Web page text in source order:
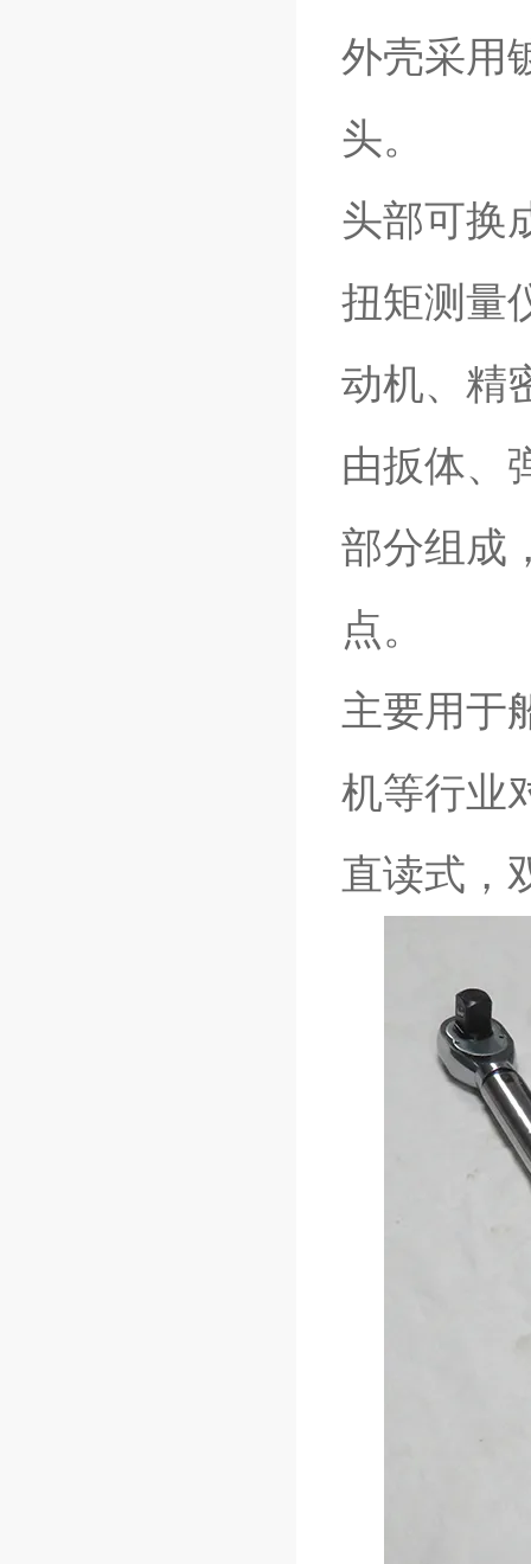
外壳采用
头。
头部可换
扭矩测量
动机、精
由扳体、
部分组成
点。
主要用于
机等行业
直读式，